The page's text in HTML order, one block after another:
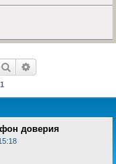
Поиск
1
доверия